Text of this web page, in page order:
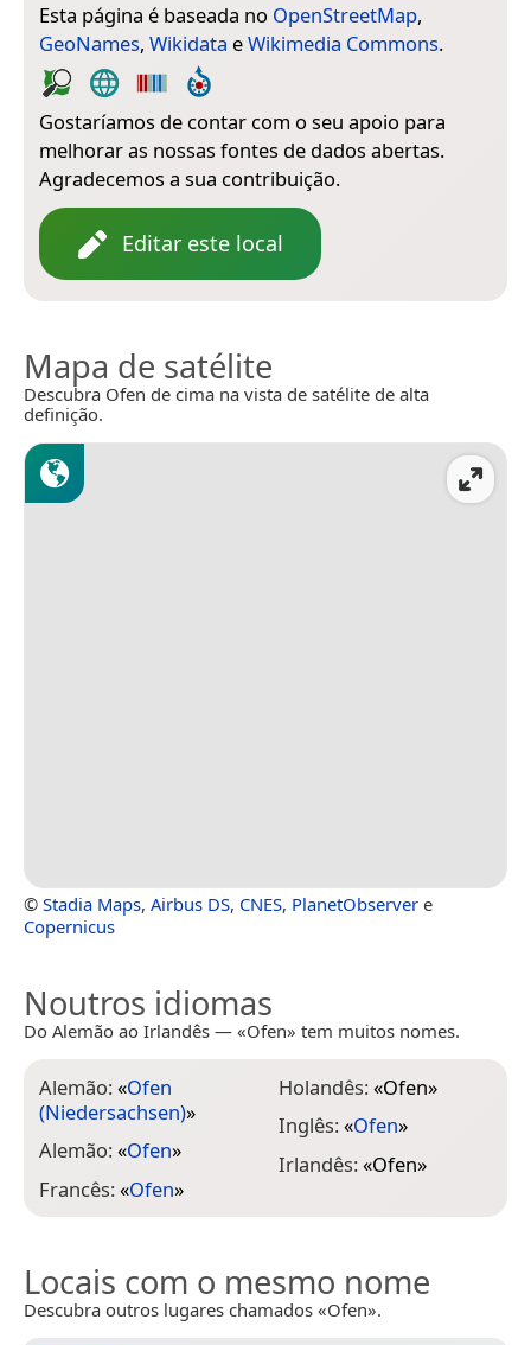
Esta página é baseada no OpenStreetMap,
GeoNames, Wikidata eWikimedia Commons.
Gostaríamos de contar com o seu apoio para
melhorar as nossas fontes de dados abertas.
Agradecemos a sua contribuição.
Editar este local
Mapa de satélite
Descubra Ofen de cima na vista de satélite de alta
definição.
© Stadia Maps, Airbus DS, CNES, PlanetObserver e
Copernicus
Noutros idiomas
Do Alemão ao Irlandês — «Ofen» tem muitos nomes.
Alemão:«Ofen
(Niedersachsen)»
Alemão:«Ofen»
Francês:«Ofen»
Holandês:«Ofen»
Inglês:«Ofen»
Irlandês:«Ofen»
Locais com o mesmo nome
Descubra outros lugares chamados «Ofen».